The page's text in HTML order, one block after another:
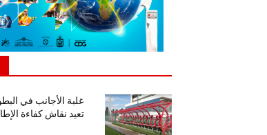
غلبة الأجانب في
تعيد نقاش كفاءة